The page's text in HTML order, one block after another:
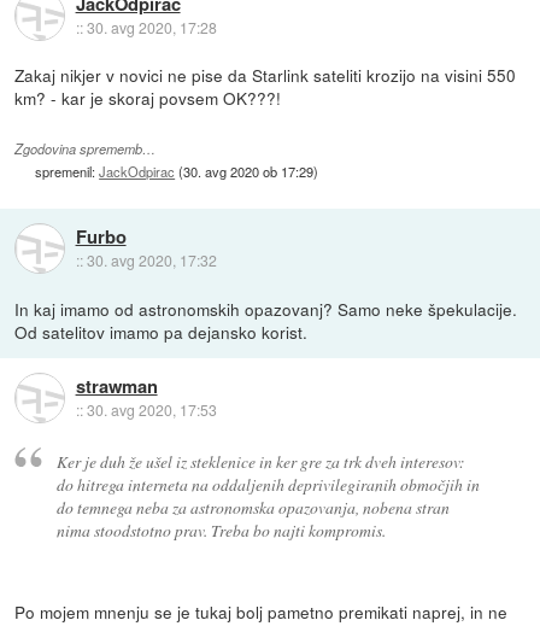
::30. avg 2020, 17:28
Zakaj nikjer v novici ne pise da Starlink sateliti krozijo na visini 550
km? - kar je skoraj povsem OK???!
Zgodovina sprememb…
spremenil:JackOdpirac (30. avg 2020 ob 17:29)
Furbo
::30. avg 2020, 17:32
In kaj imamo od astronomskih opazovanj? Samo neke špekulacije.
Od satelitov imamo pa dejansko korist.
strawman
::30. avg 2020, 17:53
Ker je duh že ušel iz steklenice in ker gre za trk dveh interesov:
do hitrega interneta na oddaljenih deprivilegiranih območjih in
do temnega neba za astronomska opazovanja, nobena stran
nima stoodstotno prav. Treba bo najti kompromis.
Po mojem mnenju se je tukaj bolj pametno premikati naprej, in ne